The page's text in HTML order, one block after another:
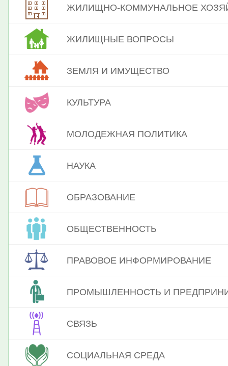
ЖИЛИЩНО-КОММУНАЛЬНОЕ
ЖИЛИЩНЫЕ ВОПРОСЫ
ЗЕМЛЯ И ИМУЩЕСТВО
КУЛЬТУРА
МОЛОДЕЖНАЯ ПОЛИТИКА
НАУКА
ОБРАЗОВАНИЕ
ОБЩЕСТВЕННОСТЬ
ПРАВОВОЕ ИНФОРМИРОВАНИЕ
ПРОМЫШЛЕННОСТЬ И
СВЯЗЬ
СОЦИАЛЬНАЯ СРЕДА